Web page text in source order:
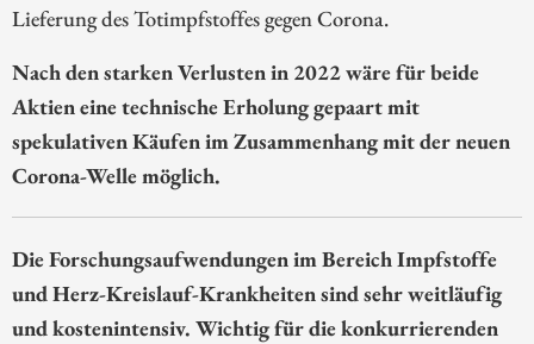
Lieferung des Totimpfstoffes gegen Corona.
Nach den starken Verlusten in 2022 wäre für beide
Aktien eine technische Erholung gepaart mit
spekulativen Käufen im Zusammenhang mit der neuen
Corona-Welle möglich.
Die Forschungsaufwendungen im Bereich Impfstoffe
und Herz-Kreislauf-Krankheiten sind sehr weitläufig
und kostenintensiv. Wichtig für die konkurrierenden